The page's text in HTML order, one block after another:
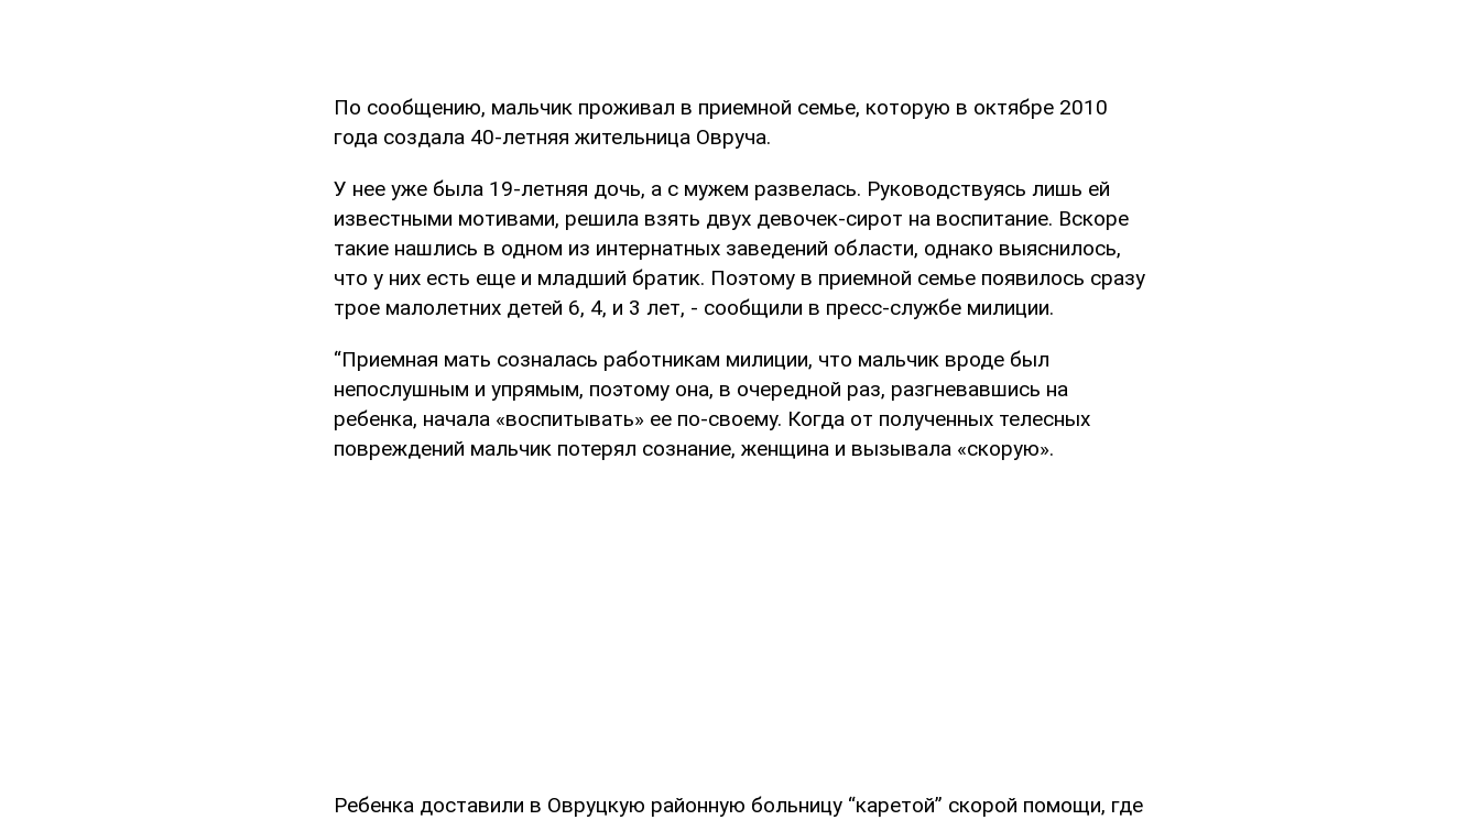
По сообщению, мальчик проживал в приемной семье, которую в октябре 2010
года создала 40-летняя жительница Овруча.
У нее уже была 19-летняя дочь, а с мужем развелась. Руководствуясь лишь ей
известными мотивами, решила взять двух девочек-сирот на воспитание. Вскоре
такие нашлись в одном из интернатных заведений области, однако выяснилось,
что у них есть еще и младший братик. Поэтому в приемной семье появилось сразу
трое малолетних детей 6, 4, и 3 лет, - сообщили в пресс-службе милиции.
“Приемная мать созналась работникам милиции, что мальчик вроде был
непослушным и упрямым, поэтому она, в очередной раз, разгневавшись на
ребенка, начала «воспитывать» ее по-своему. Когда от полученных телесных
повреждений мальчик потерял сознание, женщина и вызывала «скорую».
Ребенка доставили в Овруцкую районную больницу “каретой” скорой помощи, где